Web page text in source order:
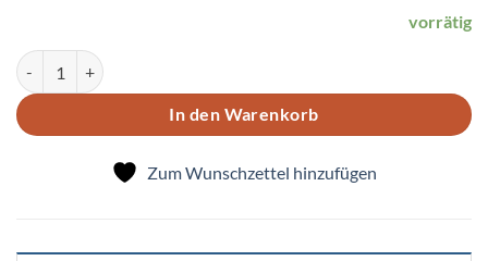
vorrätig
Kühlkissen "Heile segen" Menge
In den Warenkorb
Zum Wunschzettel hinzufügen